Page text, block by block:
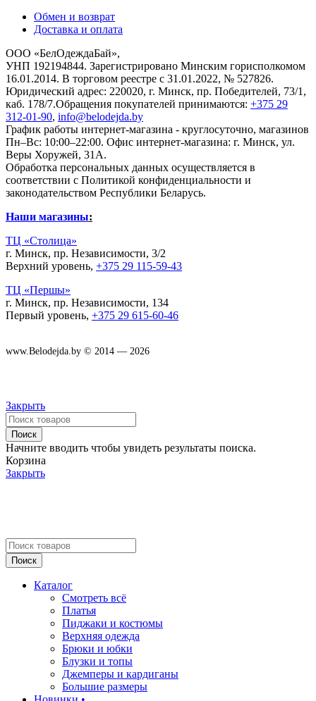
Обмен и возврат
Доставка и оплата
ООО «БелОдеждаБай»,
УНП 192194844. Зарегистрировано Минским горисполкомом
16.01.2014. В торговом реестре с 31.01.2022, № 527826.
Юридический адрес: 220020, г. Минск, пр. Победителей, 73/1,
каб. 178/7.Обращения покупателей принимаются: +375 29
312-01-90, info@belodejda.by
График работы интернет-магазина - круглосуточно, магазинов
Пн–Вс: 10:00–22:00. Офис интернет-магазина: г. Минск, ул.
Веры Хоружей, 31А.
Обработка персональных данных осуществляется в
соответствии с Политикой конфиденциальности и
законодательством Республики Беларусь.
Наши магазины:
ТЦ «Столица»
г. Минск, пр. Независимости, 3/2
Верхний уровень, +375 29 115-59-43
ТЦ «Першы»
г. Минск, пр. Независимости, 134
Первый уровень, +375 29 615-60-46
www.Belodejda.by © 2014 — 2026
Закрыть
Поиск
Начните вводить чтобы увидеть результаты поиска.
Корзина
Закрыть
Поиск
Каталог
Смотреть всё
Платья
Пиджаки и костюмы
Верхняя одежда
Брюки и юбки
Блузки и топы
Джемперы и кардиганы
Большие размеры